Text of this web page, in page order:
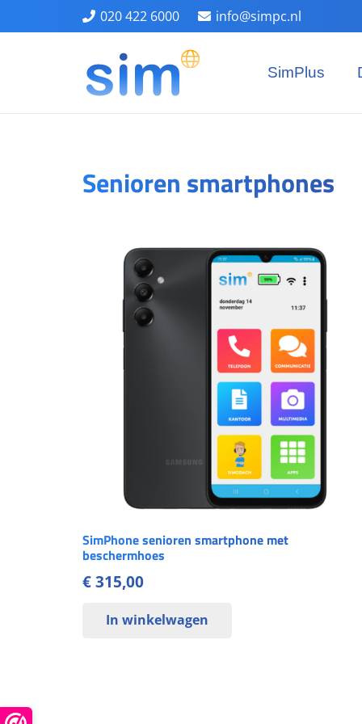
020 422 6000 info@simpc.nl
SimPlus
Senioren smartphones
SimPhone senioren smartphone met
beschermhoes
€315,00
In winkelwagen